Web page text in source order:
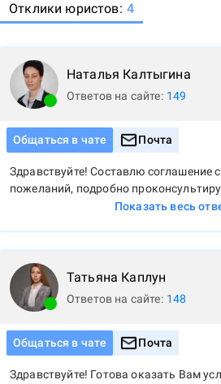
Отклики юристов: 4
Наталья Калтыгина
Ответов на сайте: 149
Общаться в чате Почта
Здравствуйте! Составлю соглашение
пожеланий, подробно
Показать весь
Татьяна Каплун
Ответов на сайте: 148
Общаться в чате Почта
Здравствуйте! Готова оказать Вам